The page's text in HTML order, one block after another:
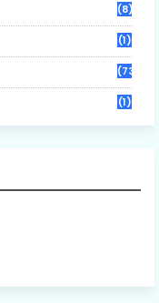
(8)
(1)
(73)
(1)